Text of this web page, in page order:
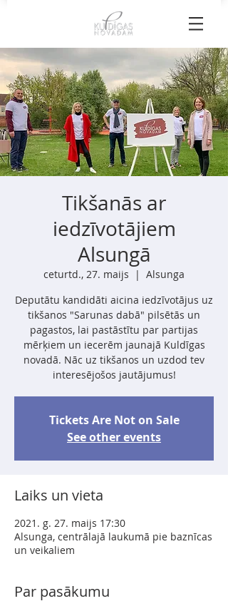
Tikšanās ar
iedzīvotājiem
Alsungā
ceturtd., 27. maijs
  |
Alsunga
Deputātu kandidāti aicina iedzīvotājus uz
tikšanos "Sarunas dabā" pilsētās un
pagastos, lai pastāstītu par partijas
mērķiem un iecerēm jaunajā Kuldīgas
novadā. Nāc uz tikšanos un uzdod tev
interesējošos jautājumus!
Tickets Are Not on Sale
See other events
Laiks un vieta
2021. g. 27. maijs 17:30
Alsunga, centrālajā laukumā pie baznīcas
un veikaliem
Par pasākumu